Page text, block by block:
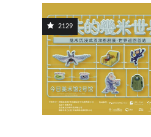
2129